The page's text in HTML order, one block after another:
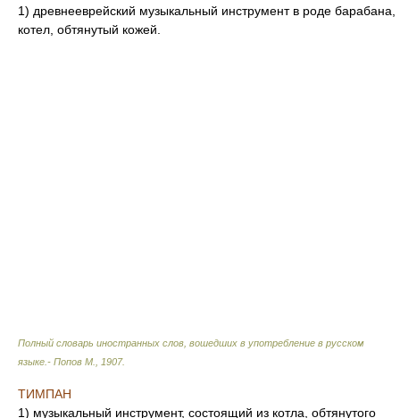
1) древнееврейский музыкальный инструмент в роде барабана,
котел, обтянутый кожей.
Полный словарь иностранных слов, вошедших в употребление в русском
языке.- Попов М.
1907.
ТИМПАН
1) музыкальный инструмент, состоящий из котла, обтянутого